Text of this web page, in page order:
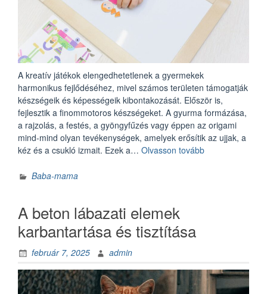
A kreatív játékok elengedhetetlenek a gyermekek
harmonikus fejlődéséhez, mivel számos területen támogatják
készségeik és képességeik kibontakozását. Először is,
fejlesztik a finommotoros készségeket. A gyurma formázása,
a rajzolás, a festés, a gyöngyfűzés vagy éppen az origami
mind-mind olyan tevékenységek, amelyek erősítik az ujjak, a
kéz és a csukló izmait. Ezek a… Olvasson tovább„A
Baba-mama
A beton lábazati elemek
karbantartása és tisztítása
február 7, 2025 admin